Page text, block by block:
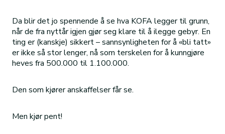
Da blir det jo spennende å se hva KOFA legger til grunn,
når de fra nyttår igjen gjør seg klare til å ilegge gebyr. En
ting er (kanskje) sikkert – sannsynligheten for å «bli tatt»
er ikke så stor lenger, nå som terskelen for å kunngjøre
heves fra 500.000 til 1.100.000.
Den som kjører anskaffelser får se.
Men kjør pent!